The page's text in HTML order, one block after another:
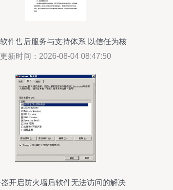
件售后服务与支持体系 以信任为核
心的深度保障
更新时间：2026-08-04 08:47:50
器开启防火墙后软件无法访问的解决